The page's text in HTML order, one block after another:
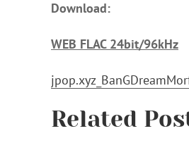
Download:
WEB FLAC 24bit/96kHz
Related